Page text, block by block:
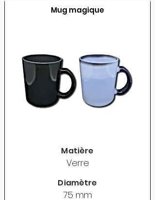
Mug magique
Matière
Verre
Diamètre
75 mm